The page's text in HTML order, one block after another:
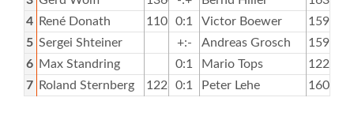
4
René Donath 1103 0:1 Victor Boewer
1595
5 Sergei Shteiner +:- Andreas Grosch
1590
6 Max Standring 0:1 Mario Tops
1226
7
Roland Sternberg 1228 0:1 Peter Lehe 1601